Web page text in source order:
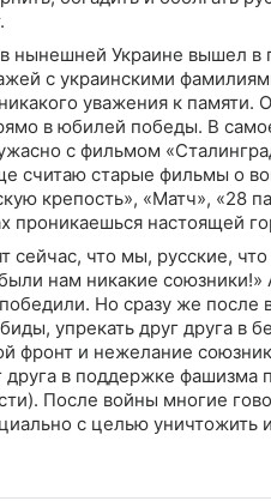
нынешней Украине вышел в
с украинскими
уважения к памяти.
в юбилей победы. В
с фильмом
считаю старые фильмы о
крепость», «Матч», «28
проникаешься настоящей
сейчас, что мы, русские,
нам никакие союзники!»
Но сразу же после
упрекать друг друга в
и нежелание
друга в поддержке
После войны многие
с целью уничтожить
войны можно считать
период и в войну.
объясняется и их